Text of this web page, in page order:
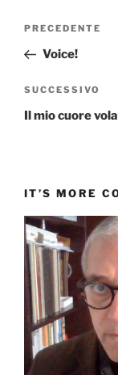
Navigazione
Articolo
precedente:
PRECEDENTE
Voice!
Articolo
successivo
SUCCESSIVO
Il mio cuore
IT’S MORE